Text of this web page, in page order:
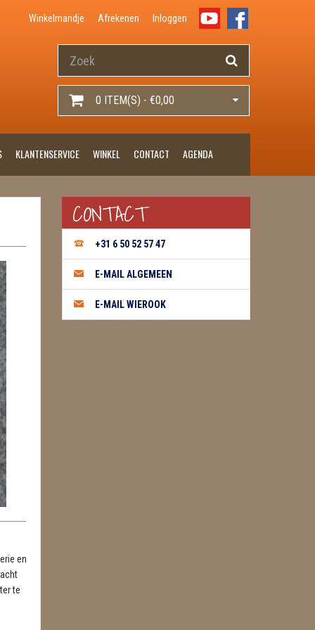
Winkelmandje Afrekenen Inloggen
0 ITEM(S) - €0,00
KLANTENSERVICE WINKEL CONTACT AGENDA
en
te
CONTACT
+31 6 50 52 57 47
E-MAIL ALGEMEEN
E-MAIL WIEROOK